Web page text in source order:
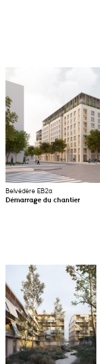
Belvédère EB2a
Démarrage du chantier